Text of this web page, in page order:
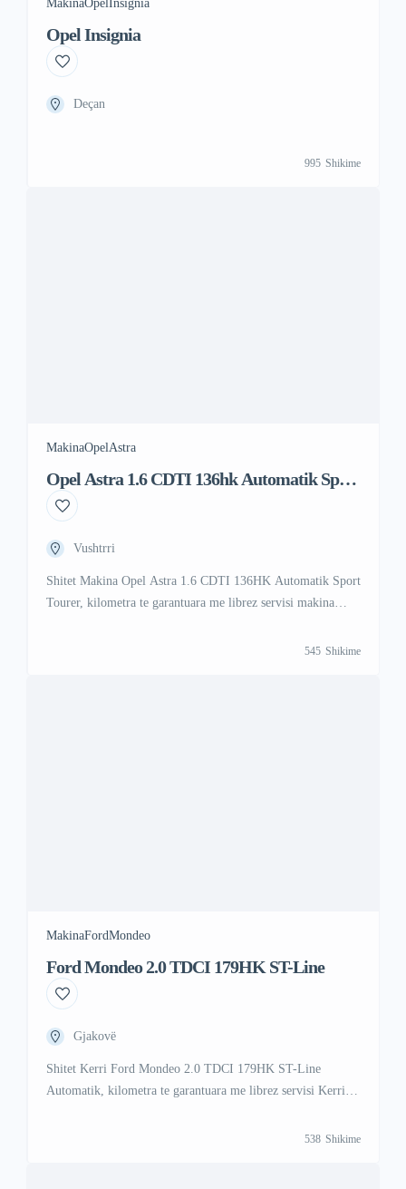
MakinaOpelInsignia
Opel Insignia
Deçan
995 Shikime
MakinaOpelAstra
Opel Astra 1.6 CDTI 136hk Automatik Sport
Tourer
Vushtrri
Shitet Makina Opel Astra 1.6 CDTI 136HK Automatik Sport
Tourer, kilometra te garantuara me librez servisi makina
foto makina ka shume ekstra per ma shume informata na
545 Shikime
MakinaFordMondeo
Ford Mondeo 2.0 TDCI 179HK ST-Line
Gjakovë
Shitet Kerri Ford Mondeo 2.0 TDCI 179HK ST-Line
Automatik, kilometra te garantuara me librez servisi Kerri
foto per ma shume informata na telefononi ose na shkrune ne
538 Shikime